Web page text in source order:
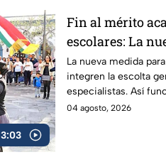
3:03
Fin al mérito
escolares: La
que divide a
La nueva medida
integren la escolta
especialistas. Así
regreso a clases en
04 agosto, 2026